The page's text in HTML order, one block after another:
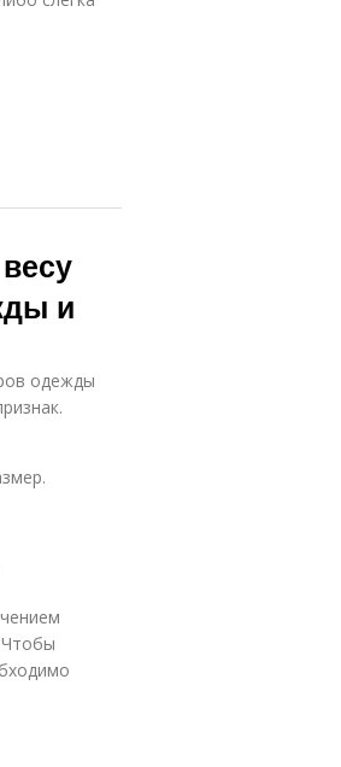
и
одежды
Чтобы